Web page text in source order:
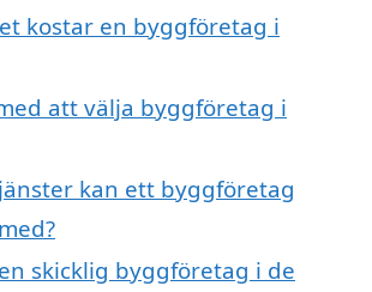
kostar en byggföretag i
att välja byggföretag i
kan ett byggföretag
skicklig byggföretag i de